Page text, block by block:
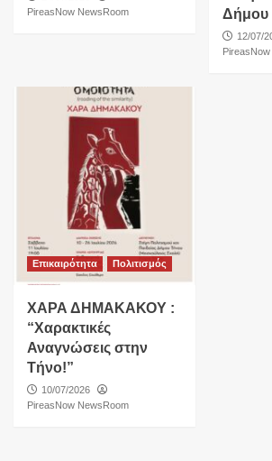
PireasNow NewsRoom
Δήμου
12/07/
Επικαιρότητα Πολιτισμός
ΧΑΡΑ ΔΗΜΑΚΑΚΟΥ :
“Χαρακτικές
Αναγνώσεις στην
Τήνο!”
10/07/2026
PireasNow NewsRoom